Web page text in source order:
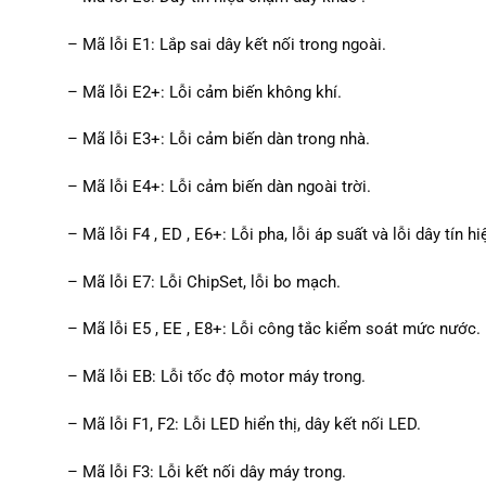
– Mã lỗi E1: Lắp sai dây kết nối trong ngoài.
– Mã lỗi E2+: Lỗi cảm biến không khí.
– Mã lỗi E3+: Lỗi cảm biến dàn trong nhà.
– Mã lỗi E4+: Lỗi cảm biến dàn ngoài trời.
– Mã lỗi F4 , ED , E6+: Lỗi pha, lỗi áp suất và lỗi dây tín
– Mã lỗi E7: Lỗi ChipSet, lỗi bo mạch.
– Mã lỗi E5 , EE , E8+: Lỗi công tắc kiểm soát mức nước.
– Mã lỗi EB: Lỗi tốc độ motor máy trong.
– Mã lỗi F1, F2: Lỗi LED hiển thị, dây kết nối LED.
– Mã lỗi F3: Lỗi kết nối dây máy trong.